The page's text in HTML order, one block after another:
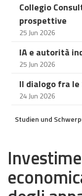
Collegio
prospettive
25 Jun 2026
IA e autorità
25 Jun 2026
Il dialogo fra
24 Jun 2026
Studien und